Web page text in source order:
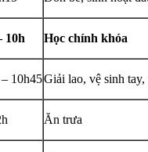
10h Học chính khóa
10h45Giải lao, vệ sinh tay,
Ăn trưa